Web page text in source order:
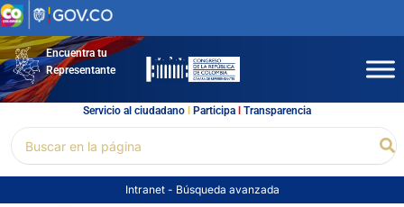
Ir
al
contenidoEncuentra tu
Representante
Servicio al ciudadano l Participal Transparencia
por:
Intranet - Búsqueda avanzada